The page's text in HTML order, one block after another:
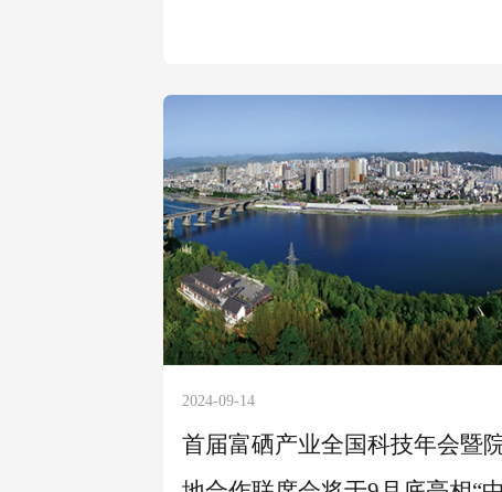
2024-09-14
首届富硒产业全国科技年会暨